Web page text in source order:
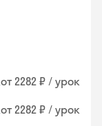
от 2282 ₽ / урок
от 2282 ₽ / урок